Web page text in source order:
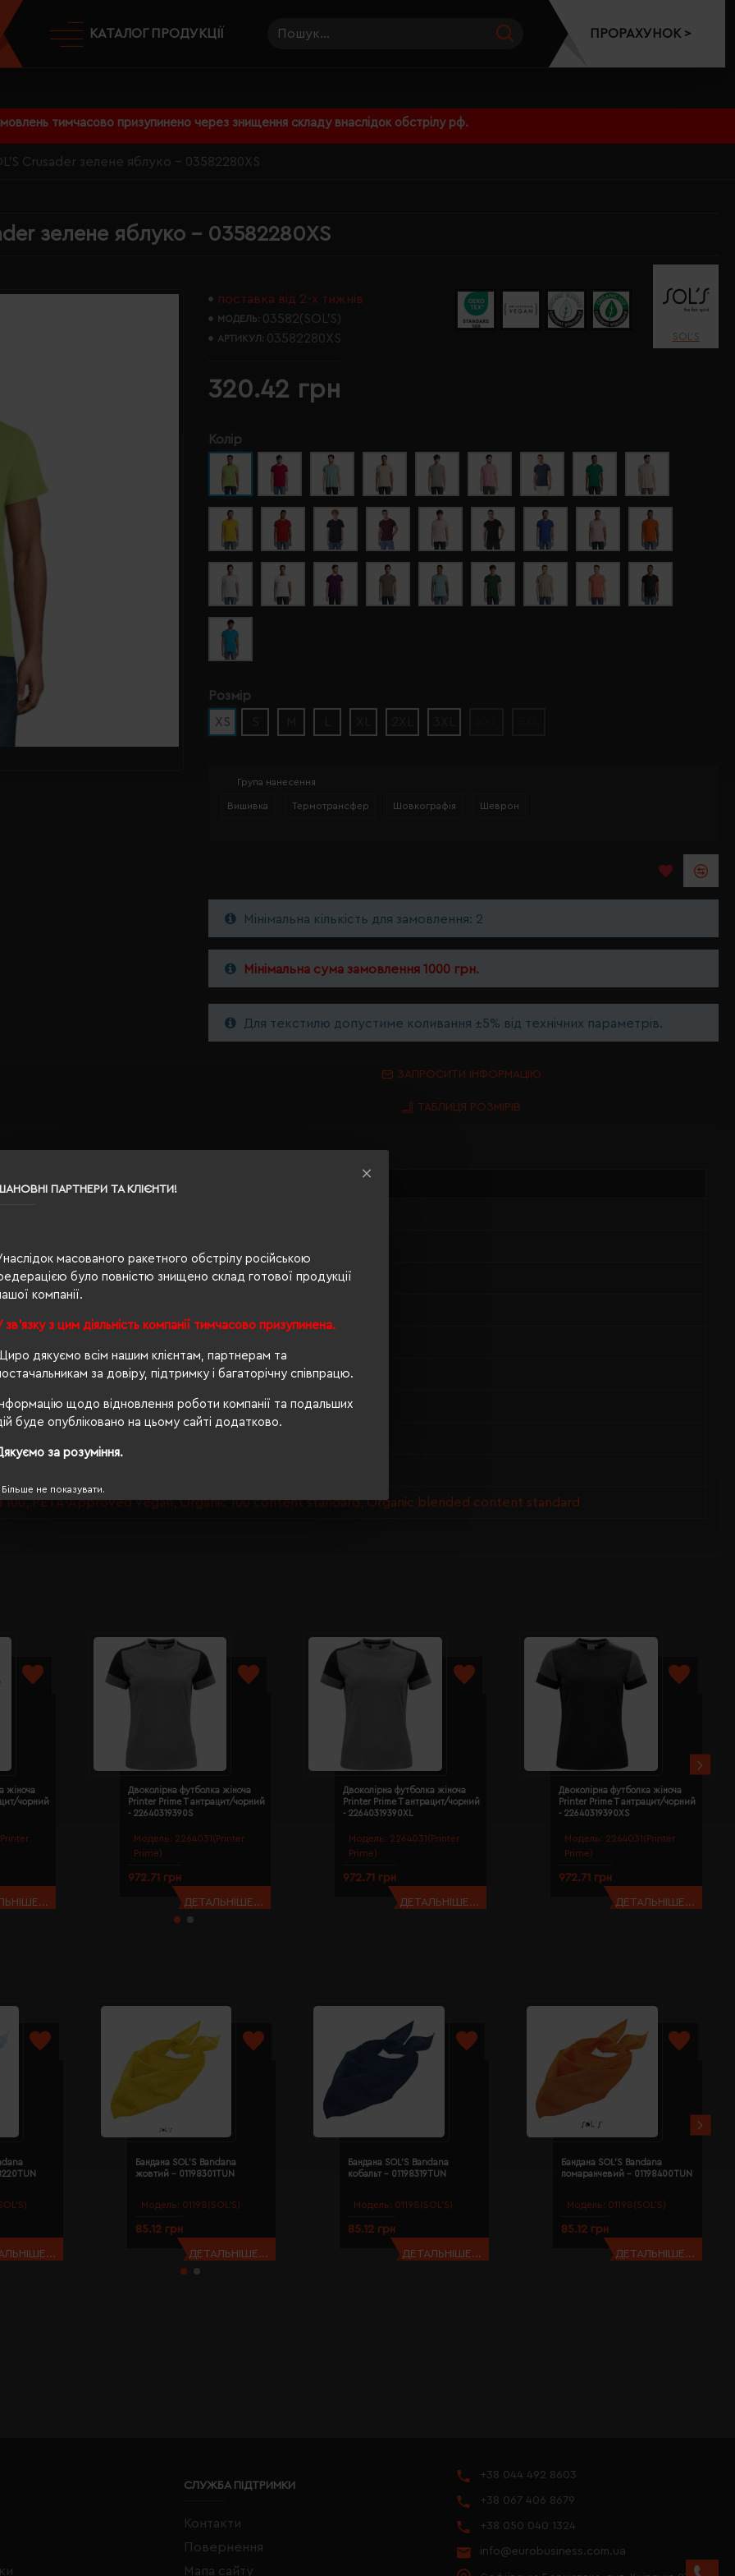
ПАРТНЕРИ ТА КЛІЄНТИ!
масованого ракетного обстрілу російською
було повністю знищено склад готової продукції
компанії.
зв'язку з цим діяльність компанії тимчасово призупинена.
дякуємо всім нашим клієнтам, партнерам та
за довіру, підтримку і багаторічну співпрацю.
щодо відновлення роботи компанії та подальших
буде опубліковано на цьому сайті додатково.
за розуміння.
Більше не показувати.
тимчасово призупинено через знищення складу внаслідок обстрілу рф.
КАТАЛОГ ПРОДУКЦІЇ ПРОРАХУНОК >
Crusader зелене яблуко - 03582280XS
зелене яблуко - 03582280XS
поставка від 2-х тижнів
МОДЕЛЬ: 03582(SOL’S)
АРТИКУЛ: 03582280XS SOL’S
320.42 грн
Колір
Розмір
XS
Група нанесення
Вишивка Термотрансфер Шовкографія Шеврон
Мінімальна кількість для замовлення: 2
Мінімальна сума замовлення 1000 грн.
Для текстилю допустиме коливання ±5% від технічних параметрів.
ЗАПРОСИТИ ІНФОРМАЦІЮ
ТАБЛИЦЯ РОЗМІРІВ
100, PETA-Approved Vegan, Organic 100 content standard, Organic blended content standard
жіноча
чорний
Модель: 2264031(Printer
Prime)
Двоколірна футболка жіноча
Printer Prime T антрацит/чорний
- 22640319390S
972.71 грн
ДЕТАЛЬНІШЕ...
Модель: 2264031(Printer
Prime)
Двоколірна футболка жіноча
Printer Prime T антрацит/чорний
- 22640319390XL
972.71 грн
ДЕТАЛЬНІШЕ...
Модель: 2264031(Printer
Prime)
Двоколірна футболка жіноча
Printer Prime T антрацит/чорний
- 22640319390XS
972.71 грн
ДЕТАЛЬНІШЕ...
Модель: 01198(SOL’S)
Бандана SOL'S Bandana
жовтий - 01198301TUN
85.12 грн
ДЕТАЛЬНІШЕ...
Модель: 01198(SOL’S)
Бандана SOL'S Bandana
кобальт - 01198319TUN
85.12 грн
ДЕТАЛЬНІШЕ...
Модель: 01198(SOL’S)
Бандана SOL'S Bandana
помаранчевий - 01198400TUN
85.12 грн
ДЕТАЛЬНІШЕ...
СЛУЖБА ПІДТРИМКИ
Контакти
Повернення
Мапа сайту
+38 044 492 8603
+38 067 406 8679
+38 050 040 1324
info@eurobusiness.com.ua